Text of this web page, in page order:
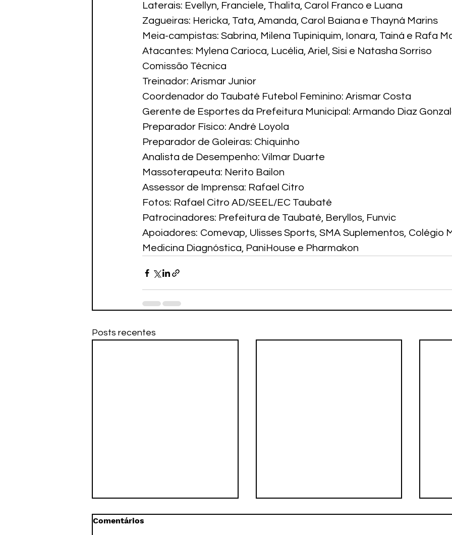
Laterais: Evellyn, Franciele, Thalita, Carol Franco e Luana
Zagueiras: Hericka, Tata, Amanda, Carol Baiana e Thayná Marins
Meia-campistas: Sabrina, Milena Tupiniquim, Ionara, Tainá e Rafa
Atacantes: Mylena Carioca, Lucélia, Ariel, Sisi e Natasha Sorriso
Comissão Técnica
Treinador: Arismar Junior
Coordenador do Taubaté Futebol Feminino: Arismar Costa
Gerente de Esportes da Prefeitura Municipal: Armando Diaz
Preparador Físico: André Loyola
Preparador de Goleiras: Chiquinho
Analista de Desempenho: Vilmar Duarte
Massoterapeuta: Nerito Bailon
Assessor de Imprensa: Rafael Citro
Fotos: Rafael Citro AD/SEEL/EC Taubaté
Patrocinadores: Prefeitura de Taubaté, Beryllos, Funvic
Apoiadores: Comevap, Ulisses Sports, SMA Suplementos, Colégio
Medicina Diagnóstica, PaniHouse e Pharmakon
Posts recentes
Comentários